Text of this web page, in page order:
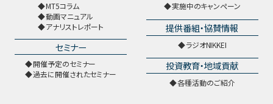
MT5コラム
動画マニュアル
アナリストレポート
セミナー
開催予定のセミナー
過去に開催されたセミナー
実施中のキャンペーン
提供番組・協賛情報
ラジオNIKKEI
投資教育・地域貢献
各種活動のご紹介